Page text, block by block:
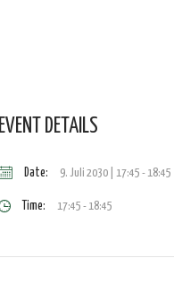
EVENT DETAILS
Date: 9. Juli 2030 | 17:45 -18:45
Time: 17:45 - 18:45